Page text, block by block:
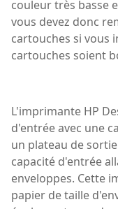
couleur très basse
vous devez donc
cartouches si vous
cartouches soient
L'imprimante HP
d'entrée avec une
un plateau de
capacité d'entrée
enveloppes. Cette
papier de taille